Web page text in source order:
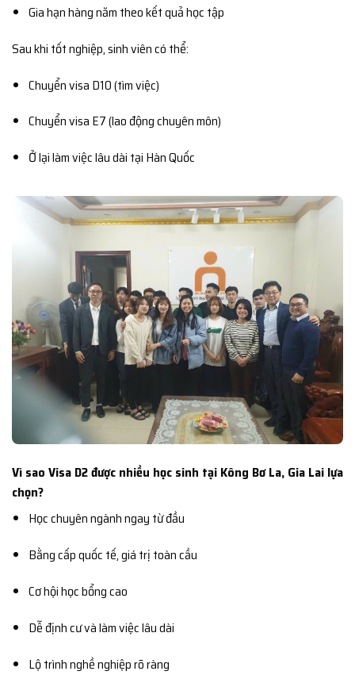
Gia hạn hàng năm theo kết quả học tập
Sau khi tốt nghiệp, sinh viên có thể:
Chuyển visa D10 (tìm việc)
Chuyển visa E7 (lao động chuyên môn)
Ở lại làm việc lâu dài tại Hàn Quốc
Vì sao Visa D2 được nhiều học sinh tại Kông Bơ La, Gia Lai lựa
chọn?
Học chuyên ngành ngay từ đầu
Bằng cấp quốc tế, giá trị toàn cầu
Cơ hội học bổng cao
Dễ định cư và làm việc lâu dài
Lộ trình nghề nghiệp rõ ràng